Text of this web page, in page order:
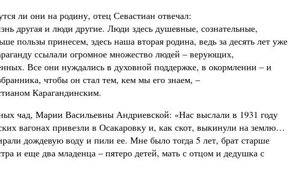
ли они на родину, отец Севастиан отвечал:
другая и люди другие. Люди здесь душевные, сознательные,
пользы принесем, здесь наша вторая родина, ведь за десять лет уже
ссылали огромное множество людей – верующих,
Все они нуждались в духовной поддержке, в окормлении – и
чтобы он стал тем, кем мы его знаем, –
Карагандинским.
чад, Марии Васильевны Андриевской: «Нас выслали в 1931 году
вагонах привезли в Осакаровку и, как скот, выкинули на землю…
дождевую воду и пили ее. Мне было тогда 5 лет, брат старше
и еще два младенца – пятеро детей, мать с отцом и дедушка с